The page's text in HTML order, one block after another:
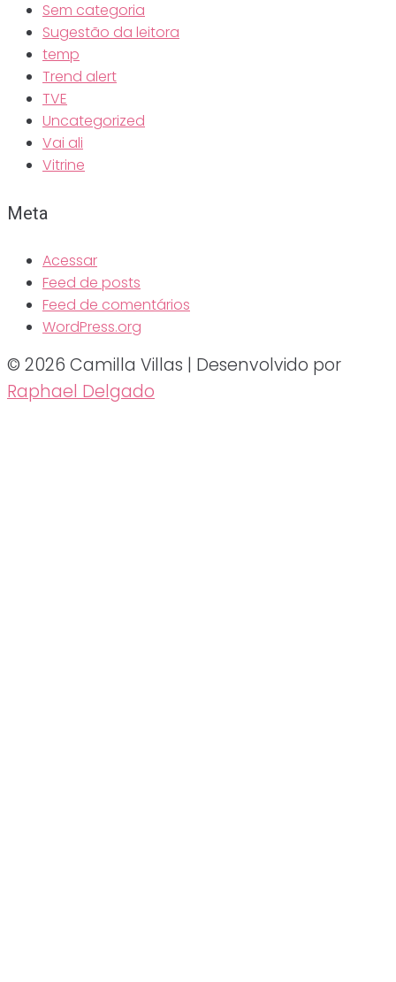
Sem categoria
Sugestão da leitora
temp
Trend alert
TVE
Uncategorized
Vai ali
Vitrine
Meta
Acessar
Feed de posts
Feed de comentários
WordPress.org
© 2026 Camilla Villas | Desenvolvido por
Raphael Delgado